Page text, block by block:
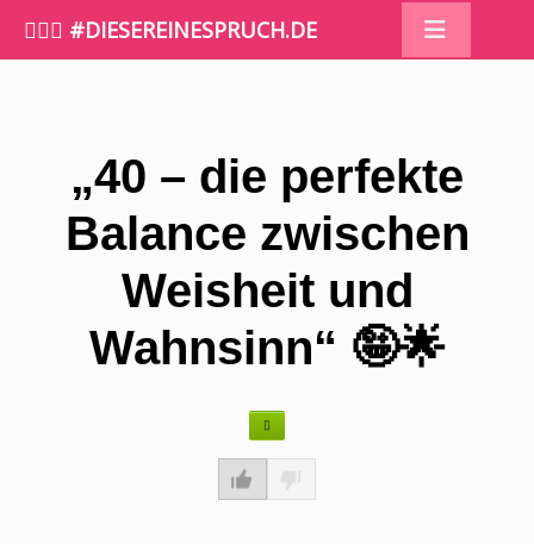
🤷🏼‍♀️ #DIESEREINESPRUCH.DE
„40 – die perfekte
Balance zwischen
Weisheit und
Wahnsinn“ 🤪🌟